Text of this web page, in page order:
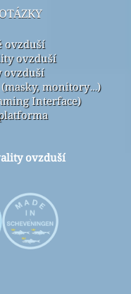
ovzduší
ovzduší
ovzduší
monitory…)
Interface)
ovzduší